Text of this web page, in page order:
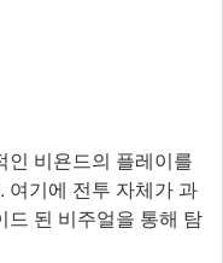
인 비욘드의 플레이를
여기에 전투 자체가 과
드 된 비주얼을 통해 탐